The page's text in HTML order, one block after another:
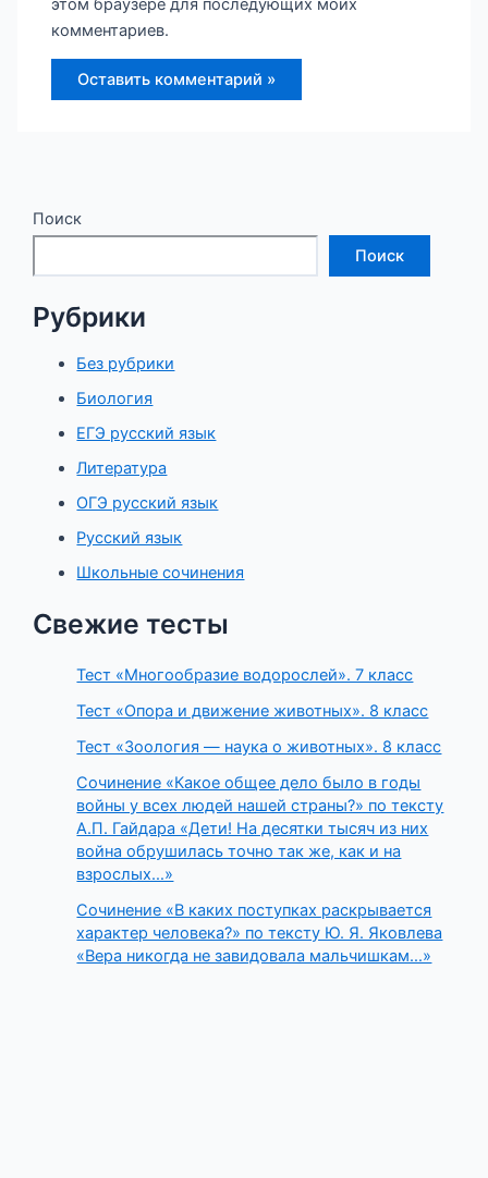
комментариев.
Поиск
Поиск
Рубрики
Без рубрики
Биология
ЕГЭ русский язык
Литература
ОГЭ русский язык
Русский язык
Школьные сочинения
Свежие тесты
Тест «Многообразие водорослей». 7 класс
Тест «Опора и движение животных». 8 класс
Тест «Зоология — наука о животных». 8 класс
Сочинение «Какое общее дело было в годы
войны у всех людей нашей страны?» по тексту
А.П. Гайдара «Дети! На десятки тысяч из них
война обрушилась точно так же, как и на
взрослых…»
Сочинение «В каких поступках раскрывается
характер человека?» по тексту Ю. Я. Яковлева
«Вера никогда не завидовала мальчишкам…»